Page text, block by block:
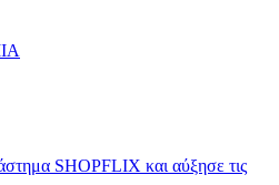
SHOPFLIX και αύξησε τις